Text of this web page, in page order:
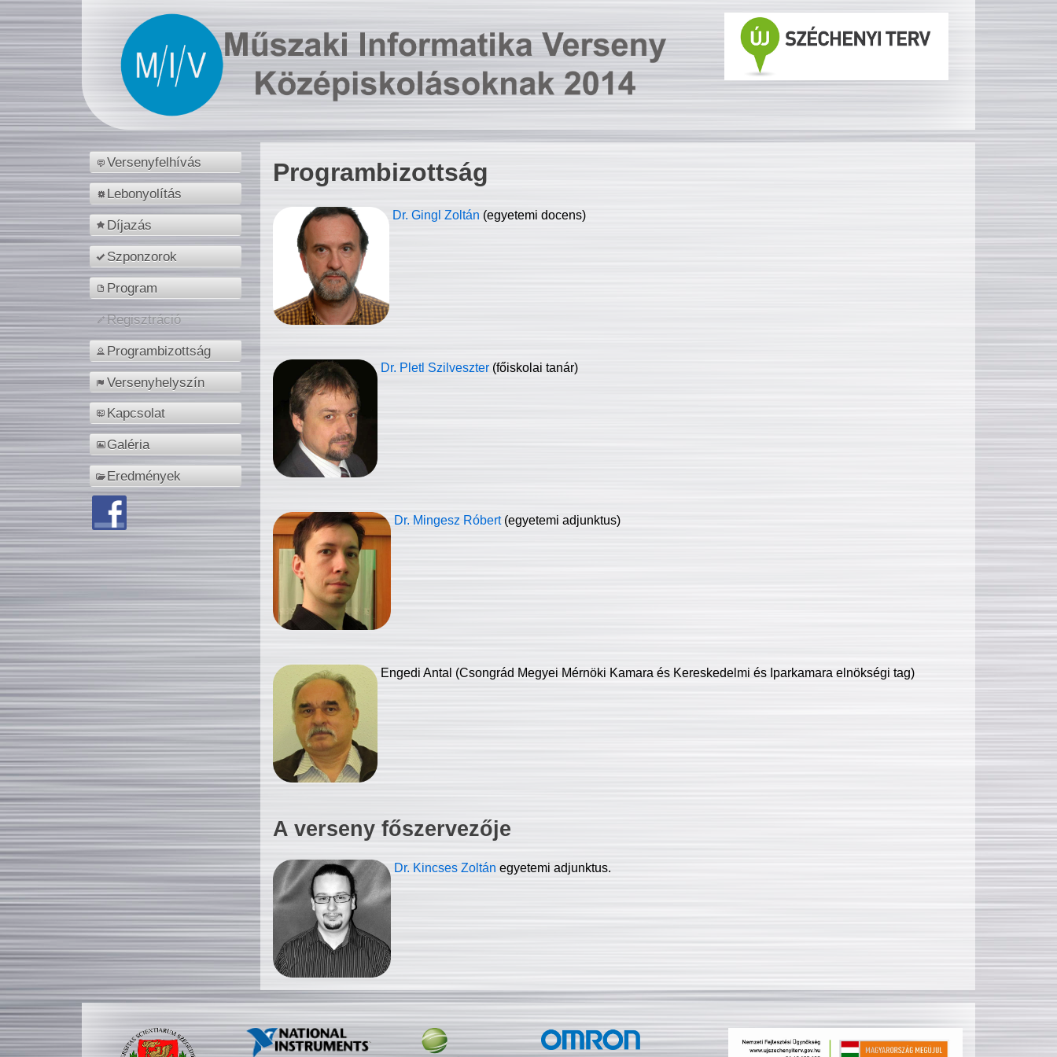
Versenyfelhívás
Lebonyolítás
Díjazás
Szponzorok
Program
Regisztráció
Programbizottság
Versenyhelyszín
Kapcsolat
Galéria
Eredmények
Programbizottság
Dr. Gingl Zoltán (egyetemi docens)
Dr. Pletl Szilveszter (főiskolai tanár)
Dr. Mingesz Róbert (egyetemi adjunktus)
Engedi Antal (Csongrád Megyei Mérnöki Kamara és Kereskedelmi és Iparkamara elnökségi tag)
A verseny főszervezője
Dr. Kincses Zoltán egyetemi adjunktus.